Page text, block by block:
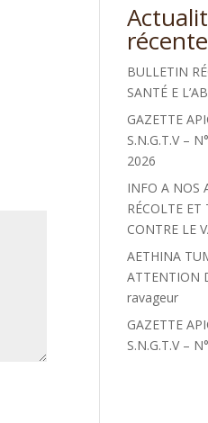
BULLETIN
SANTÉ E
GAZETTE
S.N.G.T.V –
2026
INFO A NOS
RÉCOLTE
CONTRE LE
AETHINA
ATTENTION
ravageur
GAZETTE
S.N.G.T.V –